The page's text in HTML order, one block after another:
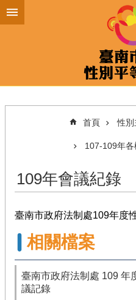
跳到主要內容區塊
首頁 性別
107-109年
109年會議紀錄
臺南市政府法制處109年度
相關檔案
臺南市政府法制處 109 年
議記錄